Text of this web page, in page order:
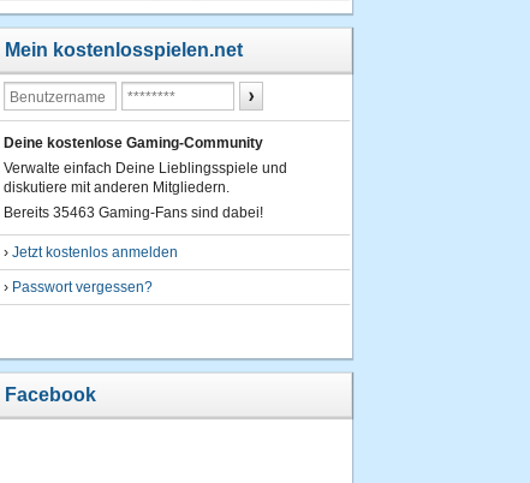
Mein kostenlosspielen.net
Deine kostenlose Gaming-Community
Verwalte einfach Deine Lieblingsspiele und
diskutiere mit anderen Mitgliedern.
Bereits 35463 Gaming-Fans sind dabei!
› Jetzt kostenlos anmelden
› Passwort vergessen?
Facebook